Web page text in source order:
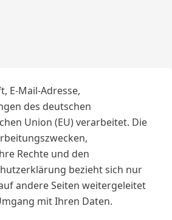
E-Mail-Adresse,
des deutschen
Union (EU) verarbeitet. Die
Rechte und den
bezieht sich nur
andere Seiten weitergeleitet
mit Ihren Daten.